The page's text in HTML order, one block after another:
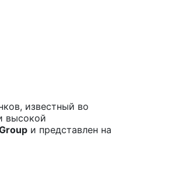
известный во
высокой
и представлен на